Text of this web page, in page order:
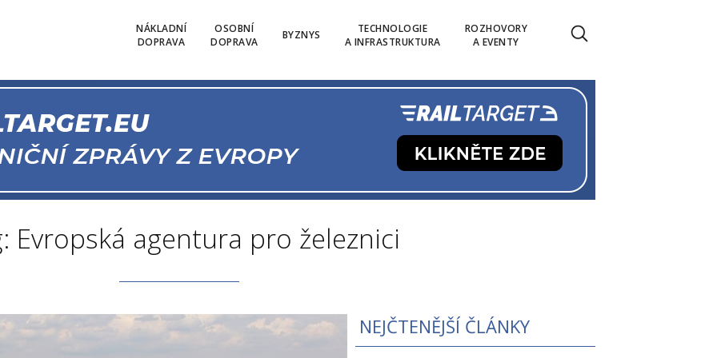
NÁKLADNÍ
DOPRAVA
OSOBNÍ
DOPRAVA
BYZNYS
TECHNOLOGIE
A INFRASTRUKTURA
ROZHOVORY
A EVENTY
Evropská agentura pro železnici
NEJČTENĚJŠÍ ČLÁNKY